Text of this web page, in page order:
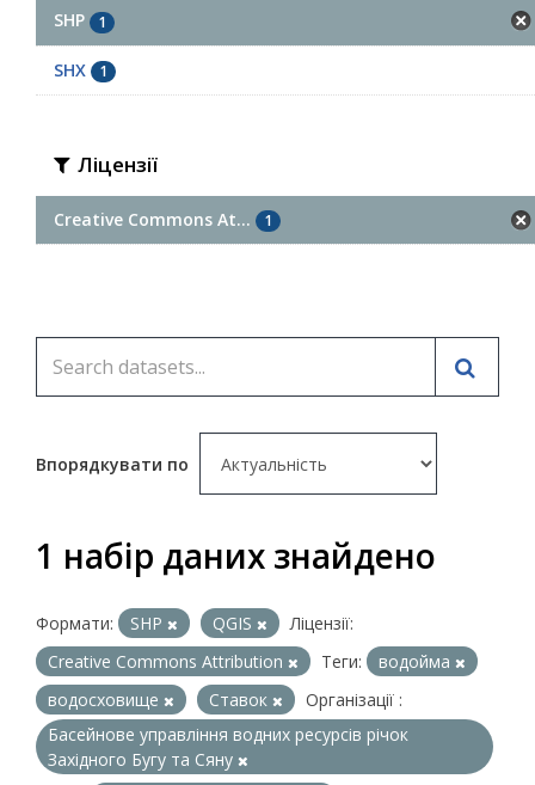
SHP 1
SHX 1
Ліцензії
Creative Commons At... 1
Впорядкувати по
1 набір даних знайдено
Формати: SHP QGIS
Ліцензії:
Creative Commons Attribution
Теги:
водойма
водосховище
Ставок
Організації :
Басейнове управління водних ресурсів річок
Західного Бугу та Сяну